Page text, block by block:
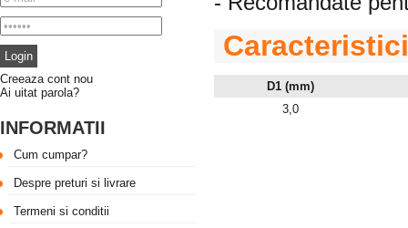
Creeaza cont nou
Ai uitat parola?
INFORMATII
Cum cumpar?
Despre preturi si livrare
Termeni si conditii
D1 (mm)
3,0